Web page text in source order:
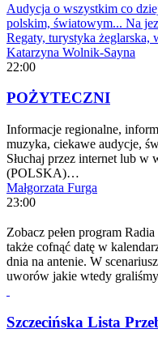
Audycja o wszystkim co
polskim, światowym... Na
Regaty, turystyka
Katarzyna Wolnik-Sayna
22:00
POŻYTECZNI
Informacje regionalne,
muzyka, ciekawe audycje,
Słuchaj przez internet lub
(POLSKA)…
Małgorzata Furga
23:00
Zobacz pełen program
także cofnąć datę w
dnia na antenie. W
uworów jakie wtedy
Szczecińska Lista